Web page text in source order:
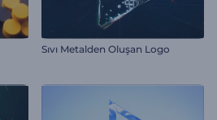
Sıvı Metalden Oluşan Logo